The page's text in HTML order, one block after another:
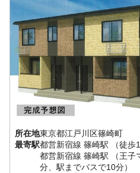
所在地東京都江戸川区篠崎町
最寄駅都営新宿線 篠崎駅
（徒歩
都営新宿線 篠崎駅
（王
分、駅までバスで10分）